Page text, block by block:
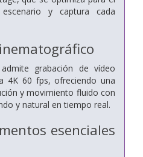
y captura cada
grabación de vídeo
4K 60 fps, ofreciendo una
y movimiento fluido con
y natural en tiempo real.
esenciales